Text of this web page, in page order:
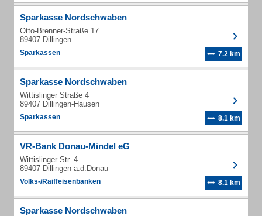
Sparkasse Nordschwaben
Otto-Brenner-Straße 17
89407 Dillingen
Sparkassen 7.2 km
Sparkasse Nordschwaben
Wittislinger Straße 4
89407 Dillingen-Hausen
Sparkassen 8.1 km
VR-Bank Donau-Mindel eG
Wittislinger Str. 4
89407 Dillingen a.d.Donau
Volks-/Raiffeisenbanken 8.1 km
Sparkasse Nordschwaben